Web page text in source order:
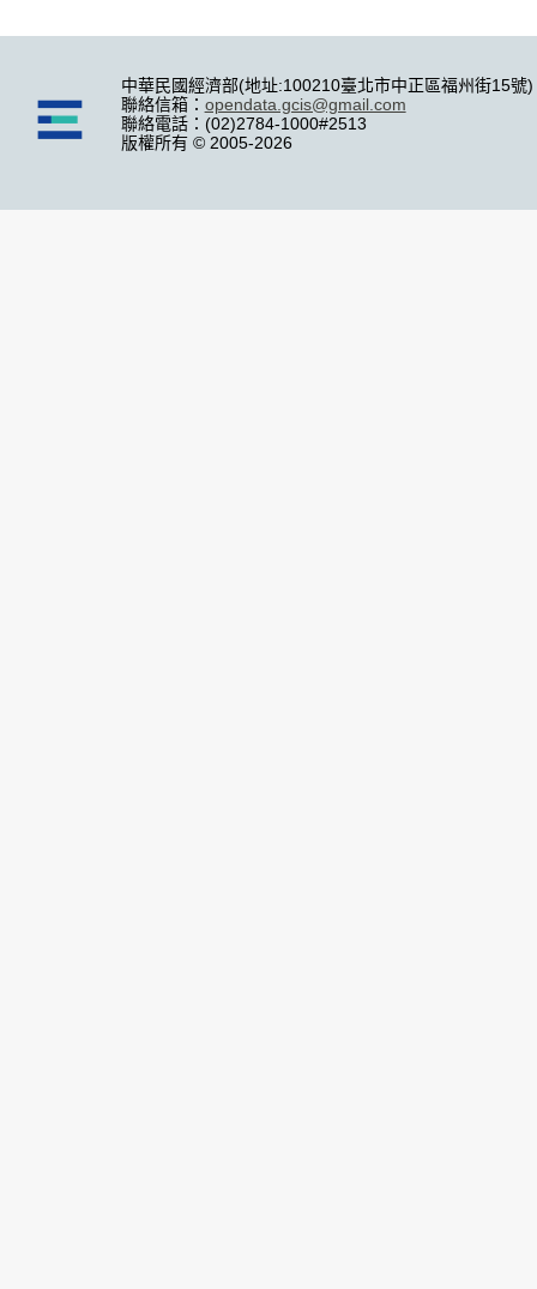
中華民國經濟部(地址:100210臺北市中正區福州街15號)
聯絡信箱： opendata.gcis@gmail.com
聯絡電話：(02)2784-1000#2513
版權所有 © 2005-2026